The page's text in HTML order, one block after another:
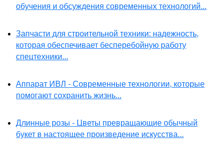
обучения и обсуждения современных технологий...
Запчасти для строительной техники: надежность,
которая обеспечивает бесперебойную работу
спецтехники...
Аппарат ИВЛ - Современные технологии, которые
помогают сохранить жизнь...
Длинные розы - Цветы превращающие обычный
букет в настоящее произведение искусства...